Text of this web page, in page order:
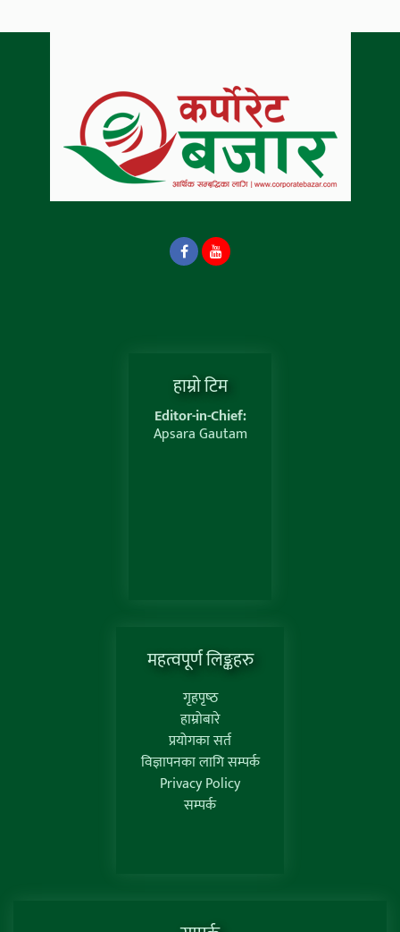
हाम्राे टिम
Editor-in-Chief:
Apsara Gautam
महत्वपूर्ण लिङ्कहरु
गृहपृष्‍ठ
हाम्रोबारे
प्रयोगका सर्त
विज्ञापनका लागि सम्पर्क
Privacy Policy
सम्पर्क